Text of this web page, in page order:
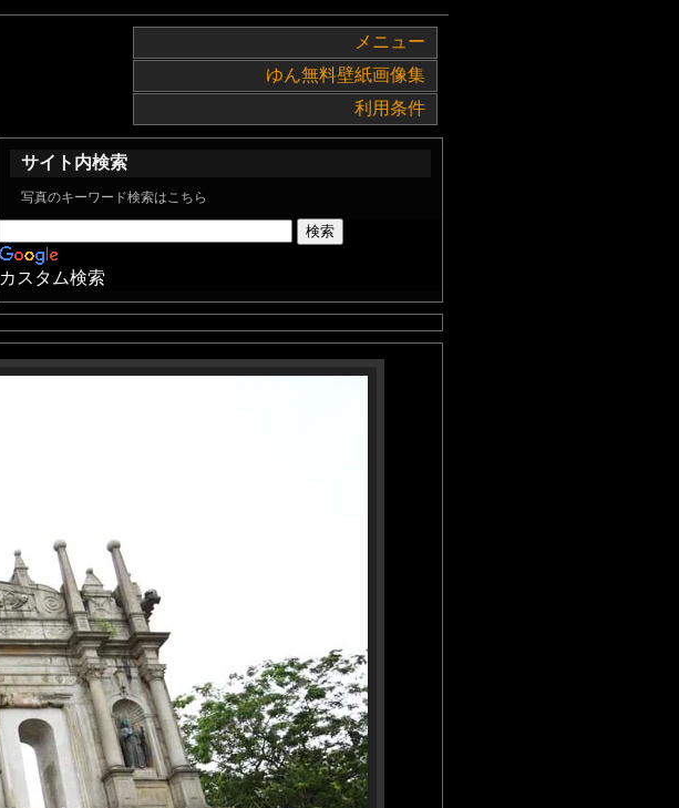
メニュー
ゆん無料壁紙画像集
利用条件
サイト内検索
写真のキーワード検索はこちら
カスタム検索